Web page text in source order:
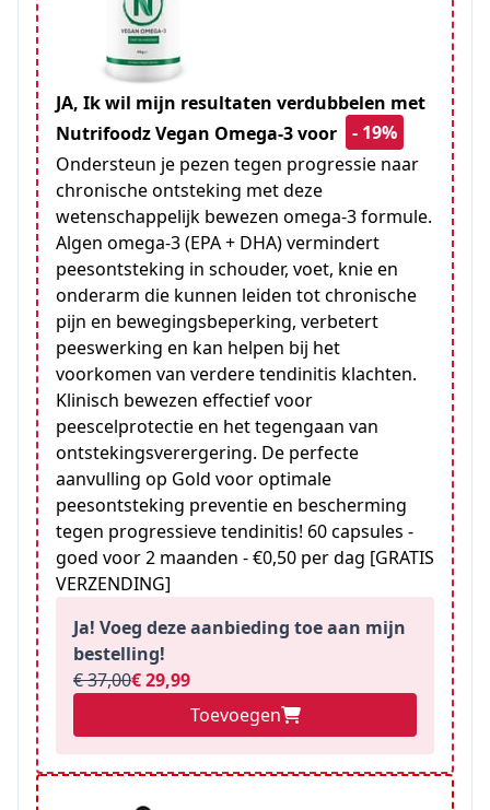
JA, Ik wil mijn resultaten verdubbelen met
Nutrifoodz Vegan Omega-3 voor
- 19%
Ondersteun je pezen tegen progressie naar
chronische ontsteking met deze
wetenschappelijk bewezen omega-3 formule.
Algen omega-3 (EPA + DHA) vermindert
peesontsteking in schouder, voet, knie en
onderarm die kunnen leiden tot chronische
pijn en bewegingsbeperking, verbetert
peeswerking en kan helpen bij het
voorkomen van verdere tendinitis klachten.
Klinisch bewezen effectief voor
peescelprotectie en het tegengaan van
ontstekingsverergering. De perfecte
aanvulling op Gold voor optimale
peesontsteking preventie en bescherming
tegen progressieve tendinitis! 60 capsules -
goed voor 2 maanden - €0,50 per dag [GRATIS
VERZENDING]
Ja! Voeg deze aanbieding toe aan mijn
bestelling!
€ 37,00€ 29,99
Toevoegen